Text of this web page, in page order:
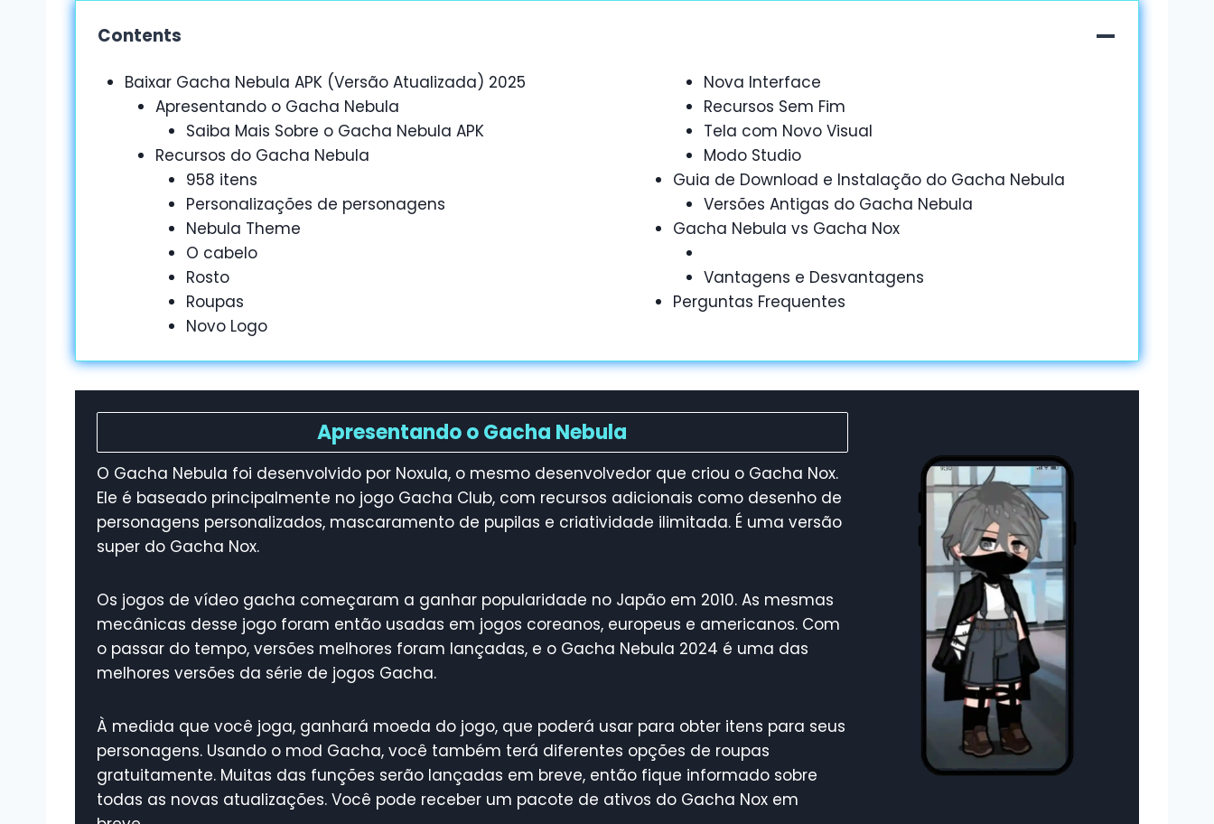
Contents
Baixar Gacha Nebula APK (Versão Atualizada) 2025
Apresentando o Gacha Nebula
Saiba Mais Sobre o Gacha Nebula APK
Recursos do Gacha Nebula
958 itens
Personalizações de personagens
Nebula Theme
O cabelo
Rosto
Roupas
Novo Logo
Nova Interface
Recursos Sem Fim
Tela com Novo Visual
Modo Studio
Guia de Download e Instalação do Gacha Nebula
Versões Antigas do Gacha Nebula
Gacha Nebula vs Gacha Nox
Vantagens e Desvantagens
Perguntas Frequentes
Apresentando o Gacha Nebula
O Gacha Nebula foi desenvolvido por Noxula, o mesmo desenvolvedor que criou o Gacha Nox.
Ele é baseado principalmente no jogo Gacha Club, com recursos adicionais como desenho de
personagens personalizados, mascaramento de pupilas e criatividade ilimitada. É uma versão
super do Gacha Nox.
Os jogos de vídeo gacha começaram a ganhar popularidade no Japão em 2010. As mesmas
mecânicas desse jogo foram então usadas em jogos coreanos, europeus e americanos. Com
o passar do tempo, versões melhores foram lançadas, e o Gacha Nebula 2024 é uma das
melhores versões da série de jogos Gacha.
À medida que você joga, ganhará moeda do jogo, que poderá usar para obter itens para seus
personagens. Usando o mod Gacha, você também terá diferentes opções de roupas
gratuitamente. Muitas das funções serão lançadas em breve, então fique informado sobre
todas as novas atualizações. Você pode receber um pacote de ativos do Gacha Nox em